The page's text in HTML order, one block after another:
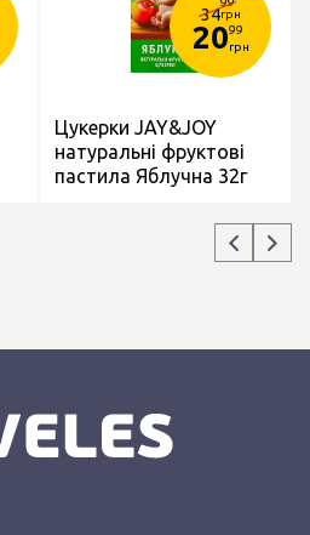
34грн
2099
грн
Цукерки JAY&JOY
натуральні фруктові
пастила Яблучна 32г